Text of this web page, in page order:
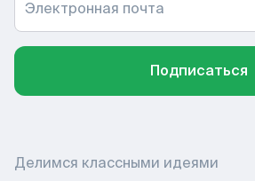
Электронная почта
Подписаться
Делимся классными идеями